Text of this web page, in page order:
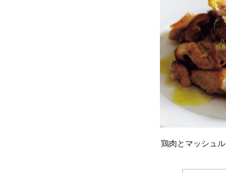
鶏肉とマッシュ